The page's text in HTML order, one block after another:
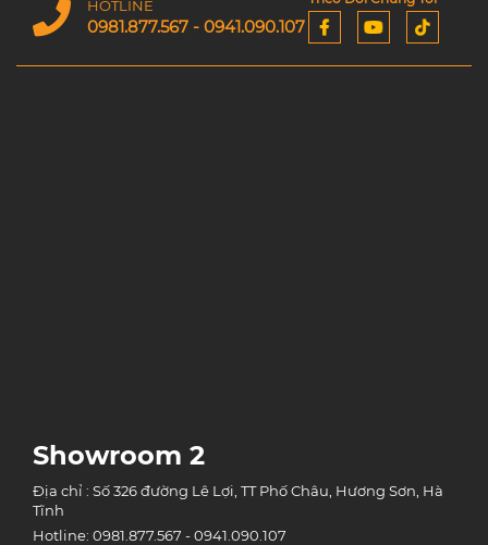
HOTLINE
0981.877.567 - 0941.090.107
Showroom 2
Địa chỉ : Số 326 đường Lê Lợi, TT Phố Châu, Hương Sơn, Hà
Tĩnh
Hotline: 0981.877.567 - 0941.090.107